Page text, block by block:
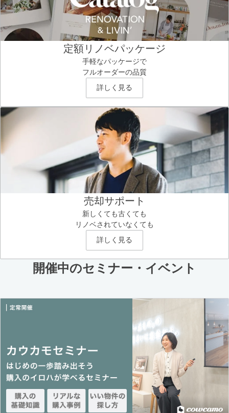
定額リノベパッケージ
手軽なパッケージで
フルオーダーの品質
詳しく見る
売却サポート
新しくても古くても
リノベされていなくても
詳しく見る
開催中のセミナー・イベント